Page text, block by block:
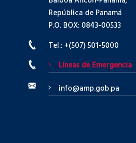
República de Panamá
P.O. BOX: 0843-00533
Tel.: +(507) 501-5000
Líneas de Emergencia
info@amp.gob.pa